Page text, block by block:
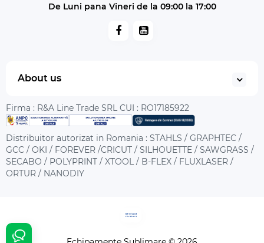
De Luni pana Vineri de la 09:00 la 17:00
About us
Firma : R&A Line Trade SRL CUI : RO17185922
Distribuitor autorizat in Romania : STAHLS / GRAPHTEC /
GCC / OKI / FOREVER /CRICUT / SILHOUETTE / SAWGRASS /
SECABO / POLYPRINT / XTOOL / B-FLEX / FLUXLASER /
ORTUR / NANODIY